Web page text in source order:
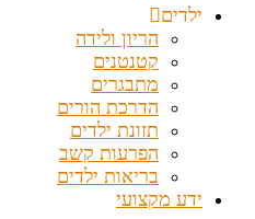
ילדים
הריון ולידה
קטנטנים
מתבגרים
הדרכת הורים
תזונת ילדים
הפרעות קשב
בריאות ילדים
ידע מקצועי